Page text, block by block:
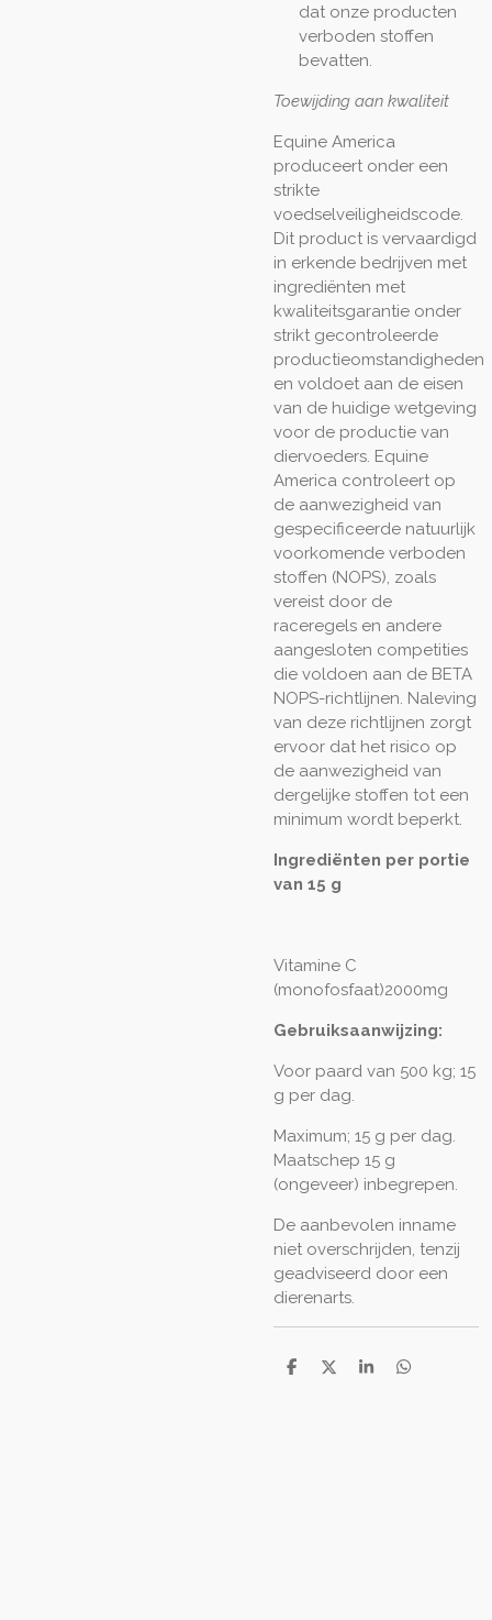
dat onze producten
verboden stoffen
bevatten.
Toewijding aan kwaliteit
Equine America
produceert onder een
strikte
voedselveiligheidscode.
Dit product is vervaardigd
in erkende bedrijven met
ingrediënten met
kwaliteitsgarantie onder
strikt gecontroleerde
productieomstandigheden
en voldoet aan de eisen
van de huidige wetgeving
voor de productie van
diervoeders. Equine
America controleert op
de aanwezigheid van
gespecificeerde natuurlijk
voorkomende verboden
stoffen (NOPS), zoals
vereist door de
raceregels en andere
aangesloten competities
die voldoen aan de BETA
NOPS-richtlijnen. Naleving
van deze richtlijnen zorgt
ervoor dat het risico op
de aanwezigheid van
dergelijke stoffen tot een
minimum wordt beperkt.
Ingrediënten per portie
van 15 g
Vitamine C
(monofosfaat)2000mg
Gebruiksaanwijzing:
Voor paard van 500 kg; 15
g per dag.
Maximum; 15 g per dag.
Maatschep 15 g
(ongeveer) inbegrepen.
De aanbevolen inname
niet overschrijden, tenzij
geadviseerd door een
dierenarts.
D
D
S
D